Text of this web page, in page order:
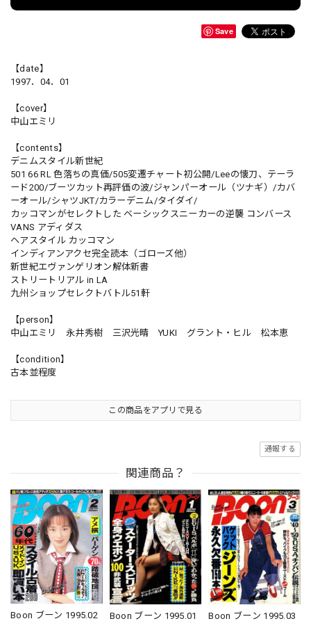
Save
【date】
1997．04．01
【cover】
中山エミリ
【contents】
デニムスタイル新世紀
501 66 RL 色落ちの真価/505変遷チャート初公開/Leeの懐刀、テーラ
ード200/ブーツカット再評価の波/ジャンパーオール（ツナギ）/カバ
ーオール/シャツJKT/カラーデニム/タイダイ/
カッコマンがセレクトした ベーシックスニーカーの逆襲 コンバース
VANS アディダス
ヘアスタイル カッコマン
インディアンアクセ完全読本（ゴローズ他）
新世紀エヴァンゲリオン解体新書
ストリートリアル in LA
九州ショップセレクトバトル51軒
【person】
中山エミリ 永井秀樹 三沢光晴 YUKI グラント・ヒル 松本恵
【condition】
古本並程度
この商品をアプリで見る
通報する
関連商品？
Boon ブーン 1995.02 Boon ブーン 1995.01 Boon ブーン 1995.03